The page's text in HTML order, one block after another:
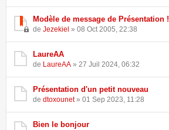
Modèle de message de Présentation !
de Jezekiel » 08 Oct 2005, 22:38
LaureAA
de LaureAA » 27 Juil 2024, 06:32
Présentation d'un petit nouveau
de dtoxounet» 01 Sep 2023, 11:28
Bien le bonjour